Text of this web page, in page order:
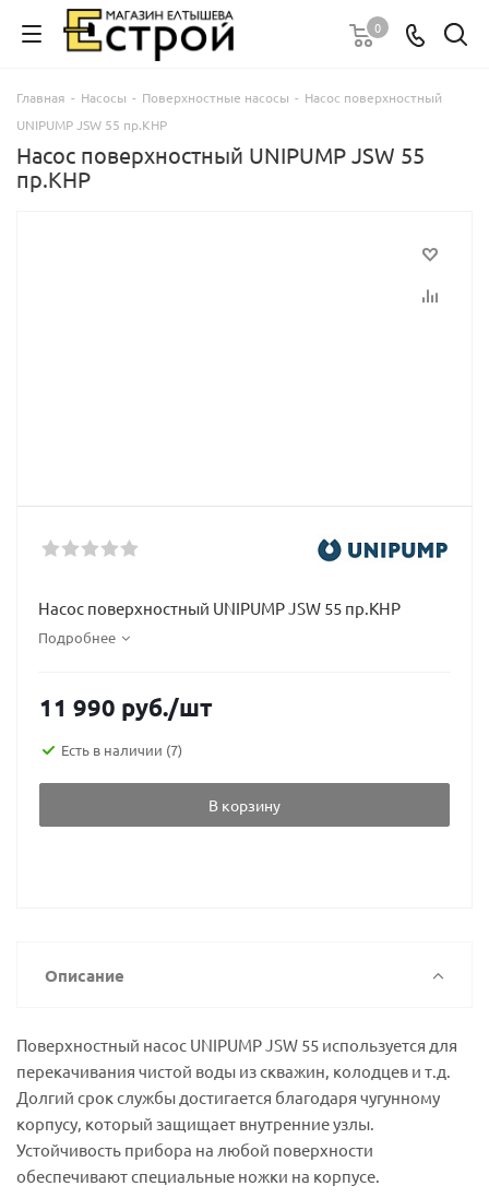
0
Главная - Насосы - Поверхностные насосы - Насос поверхностный
UNIPUMP JSW 55 пр.КНР
Насос поверхностный UNIPUMP JSW 55
пр.КНР
Насос поверхностный UNIPUMP JSW 55 пр.КНР
Подробнее
11 990 руб./шт
Есть в наличии (7)
В корзину
Описание
Поверхностный насос UNIPUMP JSW 55 используется для
перекачивания чистой воды из скважин, колодцев и т.д.
Долгий срок службы достигается благодаря чугунному
корпусу, который защищает внутренние узлы.
Устойчивость прибора на любой поверхности
обеспечивают специальные ножки на корпусе.